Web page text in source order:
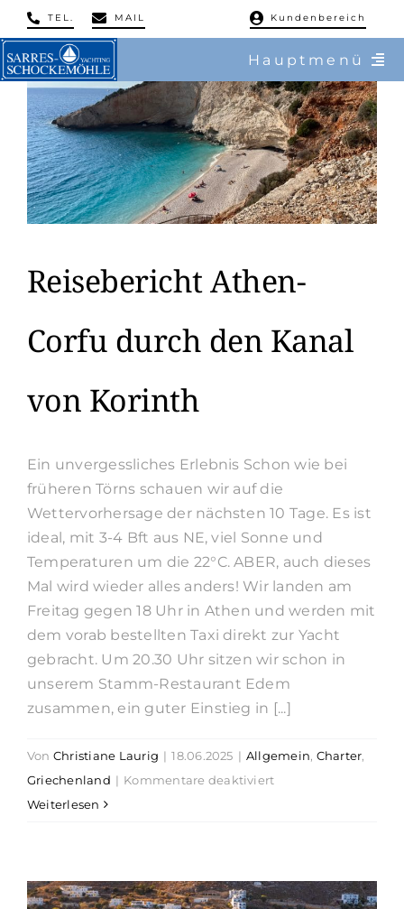
Skip
to
content
TEL. MAIL Kundenbereich
Hauptmenü
/ Charter
/ Reviere
/ Flottillen
Reisebericht Athen-
Corfu durch den Kanal
von Korinth
Ein unvergessliches Erlebnis Schon wie bei
früheren Törns schauen wir auf die
Wettervorhersage der nächsten 10 Tage. Es ist
ideal, mit 3-4 Bft aus NE, viel Sonne und
Temperaturen um die 22°C. ABER, auch dieses
Mal wird wieder alles anders! Wir landen am
Freitag gegen 18 Uhr in Athen und werden mit
dem vorab bestellten Taxi direkt zur Yacht
gebracht. Um 20.30 Uhr sitzen wir schon in
unserem Stamm-Restaurant Edem
zusammen, ein guter Einstieg in [...]
Von Christiane Laurig | 18.06.2025 | Allgemein, Charter,
Griechenland | Kommentare deaktiviertfür
den
Weiterlesen